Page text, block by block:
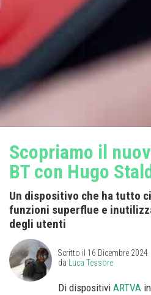
Scopriamo il
BT con Hugo
Un dispositivo che ha tutto
funzioni superflue e
degli utenti
Scritto il 16 Dicembre 2024
da Luca Tessore
Di dispositivi ARTVA